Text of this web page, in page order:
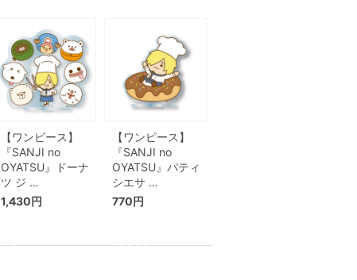
【ワンピース】
『SANJI no
OYATSU』ドーナ
ツ ジ …
1,430円
【ワンピース】
『SANJI no
OYATSU』パティ
シエサ …
770円